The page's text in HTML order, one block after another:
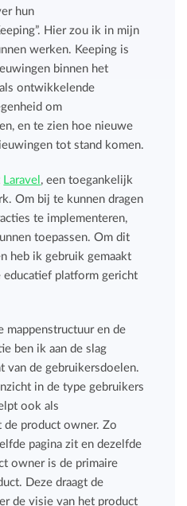
hun
Hier zou ik in mijn
werken. Keeping is
binnen het
ontwikkelende
om
en te zien hoe nieuwe
tot stand komen.
Laravel , een toegankelijk
Om bij te kunnen dragen
te implementeren,
toepassen. Om dit
heb ik gebruik gemaakt
educatief platform gericht
mappenstructuur en de
ben ik aan de slag
van de gebruikersdoelen.
in de type gebruikers
ook als
de product owner. Zo
pagina zit en dezelfde
owner is de primaire
Deze draagt de
de visie van het product